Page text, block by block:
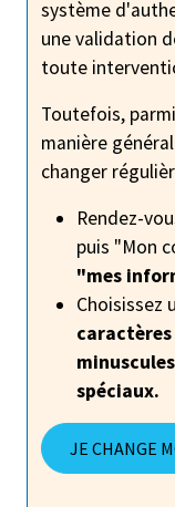
système
une validation
toute
Toutefois,
manière
changer
Rendez-
puis "Mon
"mes
Choisissez
caractères
spéciaux.
JE CHANGE